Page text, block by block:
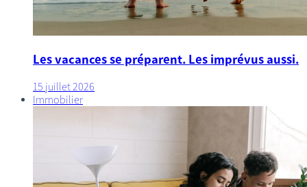
Les vacances se préparent. Les imprévus aussi.
15 juillet 2026
Immobilier